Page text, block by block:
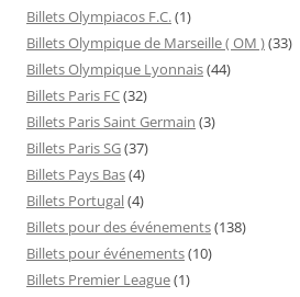
Billets Olympiacos F.C.(1)
Billets Olympique de Marseille ( OM )(33)
Billets Olympique Lyonnais(44)
Billets Paris FC(32)
Billets Paris Saint Germain (3)
Billets Paris SG(37)
Billets Pays Bas(4)
Billets Portugal(4)
Billets pour des événements(138)
Billets pour événements(10)
Billets Premier League(1)